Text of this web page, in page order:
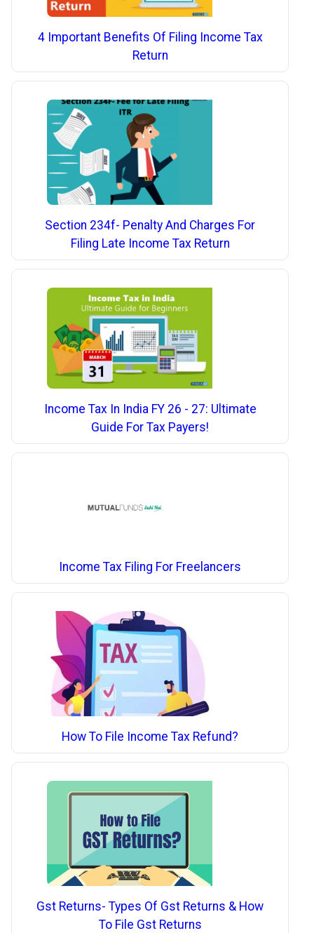
4 Important Benefits Of Filing Income Tax
Return
Section 234f- Penalty And Charges For
Filing Late Income Tax Return
Income Tax In India FY 26 - 27: Ultimate
Guide For Tax Payers!
Income Tax Filing For Freelancers
How To File Income Tax Refund?
Gst Returns- Types Of Gst Returns & How
To File Gst Returns